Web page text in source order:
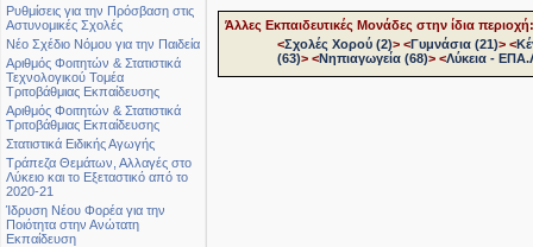
Ρυθμίσεις για την Πρόσβαση στις
Αστυνομικές Σχολές
Νέο Σχέδιο Νόμου για την Παιδεία
Αριθμός Φοιτητών & Στατιστικά
Τεχνολογικού Τομέα
Τριτοβάθμιας Εκπαίδευσης
Αριθμός Φοιτητών & Στατιστικά
Τριτοβάθμιας Εκπαίδευσης
Στατιστικά Ειδικής Αγωγής
Τράπεζα Θεμάτων, Αλλαγές στο
Λύκειο και το Εξεταστικό από το
2020-21
Ίδρυση Νέου Φορέα για την
Ποιότητα στην Ανώτατη
Εκπαίδευση
Άλλες Εκπαιδευτικές Μονάδες στην ίδια περιοχή:
<Σχολές Χορού (2)> <Γυμνάσια (21)> <
(63)> <Νηπιαγωγεία (68)> <Λύκεια -